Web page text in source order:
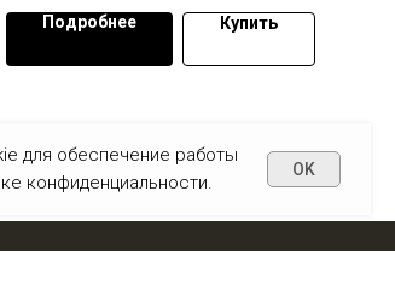
Подробнее Купить
для обеспечение работы
конфиденциальности.
OK